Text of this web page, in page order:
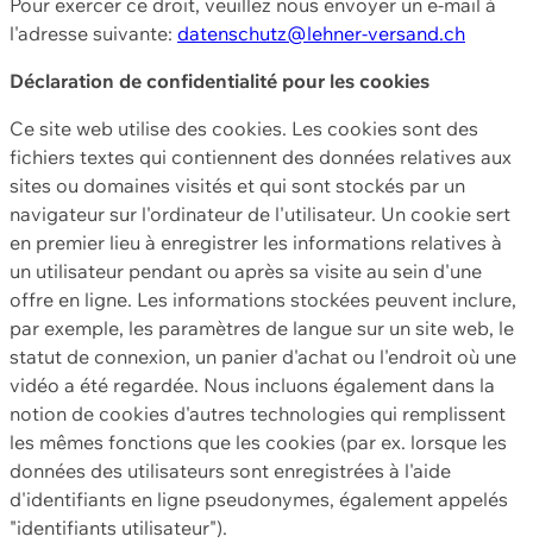
l'adresse suivante: datenschutz@lehner-versand.ch
Déclaration de confidentialité pour les cookies
Ce site web utilise des cookies. Les cookies sont des
fichiers textes qui contiennent des données relatives aux
sites ou domaines visités et qui sont stockés par un
navigateur sur l'ordinateur de l'utilisateur. Un cookie sert
en premier lieu à enregistrer les informations relatives à
un utilisateur pendant ou après sa visite au sein d'une
offre en ligne. Les informations stockées peuvent inclure,
par exemple, les paramètres de langue sur un site web, le
statut de connexion, un panier d'achat ou l'endroit où une
vidéo a été regardée. Nous incluons également dans la
notion de cookies d'autres technologies qui remplissent
les mêmes fonctions que les cookies (par ex. lorsque les
données des utilisateurs sont enregistrées à l'aide
d'identifiants en ligne pseudonymes, également appelés
"identifiants utilisateur").